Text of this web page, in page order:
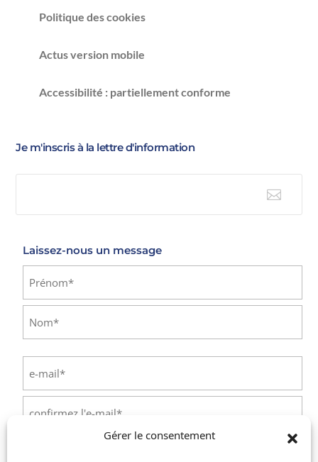
Gérer le consentement
Politique des cookies
Actus version mobile
Accessibilité : partiellement conforme
Je m'inscris à la lettre d'information

Laissez-nous un message
mail
un